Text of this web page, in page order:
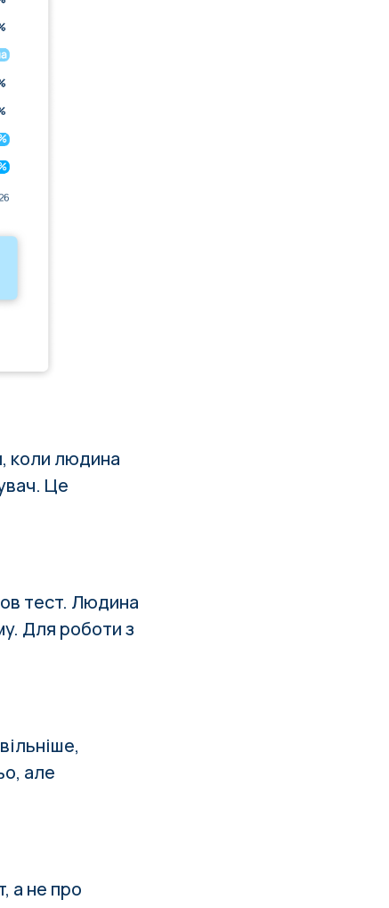
коли людина
Це
тест. Людина
Для роботи з
але
а не про